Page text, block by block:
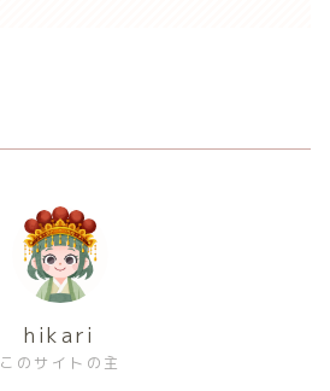
hikari
このサイトの主